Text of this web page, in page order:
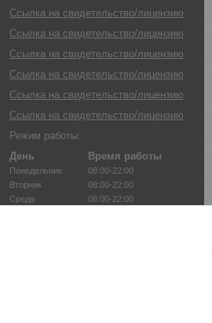
Ссылка на свидетельство/лицензию
Ссылка на свидетельство/лицензию
Ссылка на свидетельство/лицензию
Ссылка на свидетельство/лицензию
Ссылка на свидетельство/лицензию
Ссылка на свидетельство/лицензию
Режим работы:
День
Время работы
Понедельник
08:00-22:00
Вторник
08:00-22:00
Среда
08:00-22:00